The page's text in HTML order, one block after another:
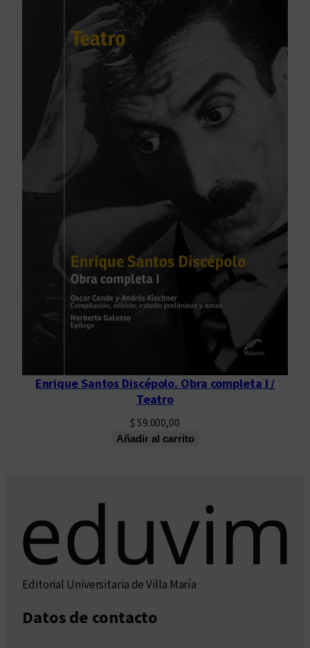
Enrique Santos Discépolo. Obra completa I /
Teatro
$ 59.000,00
Añadir al carrito
Editorial Universitaria de Villa María
Datos de contacto